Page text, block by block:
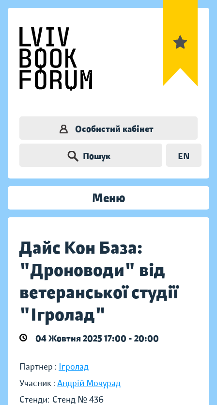
Особистий кабінет
Пошук EN
Меню
Дайс Кон База:
"Дроноводи" від
ветеранської студії
"Ігролад"
04 Жовтня 2025 17:00 - 20:00
Партнер : Ігролад
Учасник : Андрій Мочурад
Стенди: Стенд № 436